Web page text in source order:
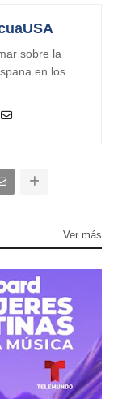
sobre la
en los
Ver más